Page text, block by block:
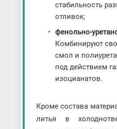
стабильность
отливок;
фенольно-
Комбинируют
смол и
под действием
изоцианатов.
Кроме состава
литья в